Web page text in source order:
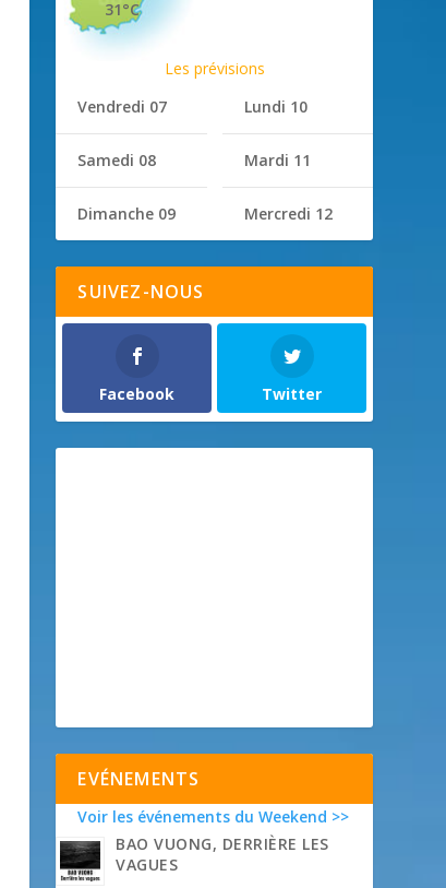
31°C
Les prévisions
Vendredi 07
Samedi 08
Dimanche 09
Lundi 10
Mardi 11
Mercredi 12
SUIVEZ-NOUS
Facebook Twitter
EVÉNEMENTS
Voir les événements du Weekend >>
BAO VUONG, DERRIÈRE LES
VAGUES